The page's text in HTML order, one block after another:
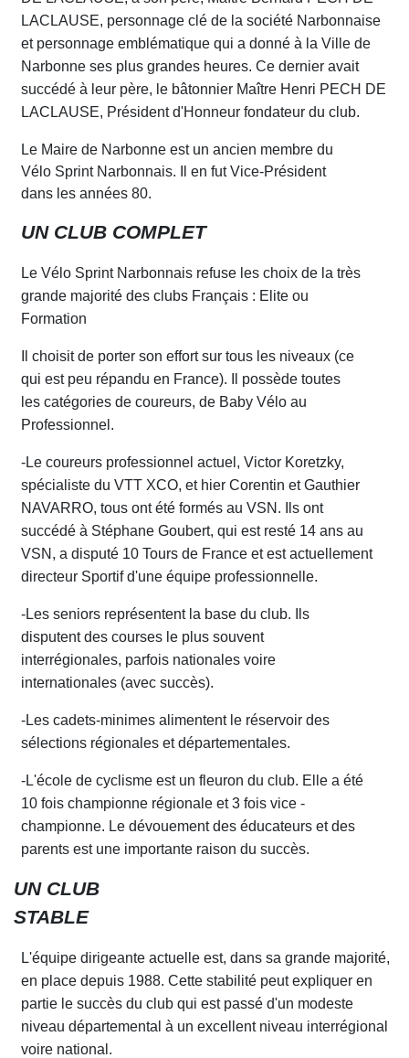
LACLAUSE, personnage clé de la société Narbonnaise
et personnage emblématique qui a donné à la Ville de
Narbonne ses plus grandes heures. Ce dernier avait
succédé à leur père, le bâtonnier Maître Henri PECH DE
LACLAUSE, Président d'Honneur fondateur du club.
Le Maire de Narbonne est un ancien membre du
Vélo Sprint Narbonnais. Il en fut Vice-Président
dans les années 80.
UN CLUB COMPLET
Le Vélo Sprint Narbonnais refuse les choix de la très
grande majorité des clubs Français : Elite ou
Formation
Il choisit de porter son effort sur tous les niveaux (ce
qui est peu répandu en France). Il possède toutes
les catégories de coureurs, de Baby Vélo au
Professionnel.
-Le coureurs professionnel actuel, Victor Koretzky,
spécialiste du VTT XCO, et hier Corentin et Gauthier
NAVARRO, tous ont été formés au VSN. Ils ont
succédé à Stéphane Goubert, qui est resté 14 ans au
VSN, a disputé 10 Tours de France et est actuellement
directeur Sportif d'une équipe professionnelle.
-Les seniors représentent la base du club. I
s
disputent des courses le plus souvent
interrégionales, parfois nationales voire
internationales (avec succès).
-Les cadets-minimes alimentent le réservoir des
sélections régionales et départementales.
-L'école de cyclisme est un fleuron du club. E lle a été
10 fois championne régionale et3fois vice -
championne. Le dévouement des éducateurs et des
parents est une importante raison du succès.
UN CLUB
STABLE
L'équipe dirigeante actuelle est, dans sa grande majorité,
en place depuis 1988. Cette stabilité peut expliquer en
partie le succès du club qui est passé d'un modeste
niveau départemental à un excellent niveau interrégional
voire national.